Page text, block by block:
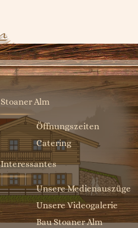
Stoaner Alm
Öffnungszeiten
Catering
Interessantes
Unsere Medienauszüge
Unsere Videogalerie
Bau Stoaner Alm